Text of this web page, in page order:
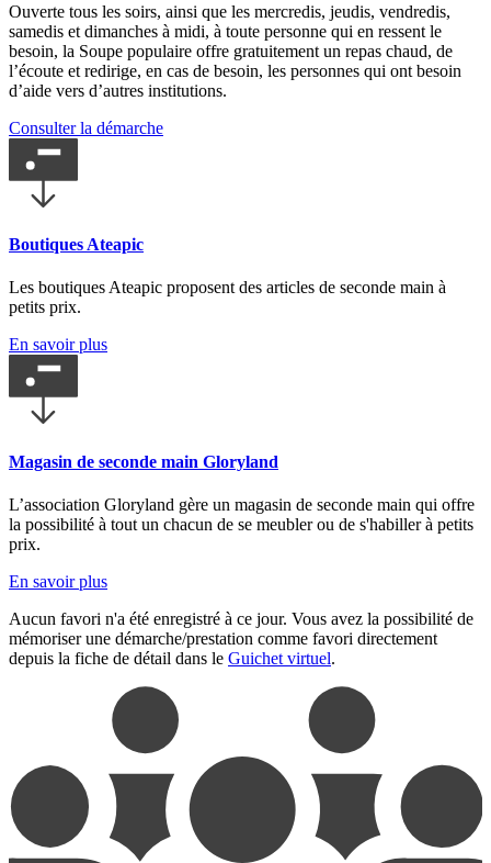
Ouverte tous les soirs, ainsi que les mercredis, jeudis, vendredis,
samedis et dimanches à midi, à toute personne qui en ressent le
besoin, la Soupe populaire offre gratuitement un repas chaud, de
l’écoute et redirige, en cas de besoin, les personnes qui ont besoin
d’aide vers d’autres institutions.
Consulter la démarche
Boutiques Ateapic
Les boutiques Ateapic proposent des articles de seconde main à
petits prix.
En savoir plus
Magasin de seconde main Gloryland
L’association Gloryland gère un magasin de seconde main qui offre
la possibilité à tout un chacun de se meubler ou de s'habiller à petits
prix.
En savoir plus
Aucun favori n'a été enregistré à ce jour. Vous avez la possibilité de
mémoriser une démarche/prestation comme favori directement
depuis la fiche de détail dans le Guichet virtuel.